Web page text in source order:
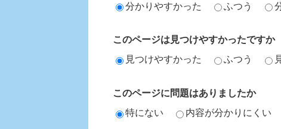
分かりやすかった
ふつう
このページは見つけやすかったですか
見つけやすかった
ふつう
このページに問題はありましたか
特にない
内容が分かりにくい